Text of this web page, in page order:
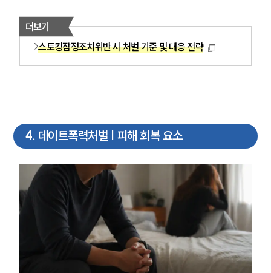
더보기
스토킹잠정조치위반 시 처벌 기준 및 대응 전략
4. 데이트폭력처벌 | 피해 회복 요소